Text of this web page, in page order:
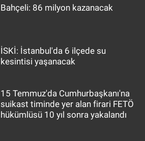
Bahçeli: 86 milyon kazanacak
İSKİ: İstanbul'da 6 ilçede su
kesintisi yaşanacak
15 Temmuz'da Cumhurbaşkanı'na
suikast timinde yer alan firari FETÖ
hükümlüsü 10 yıl sonra yakalandı